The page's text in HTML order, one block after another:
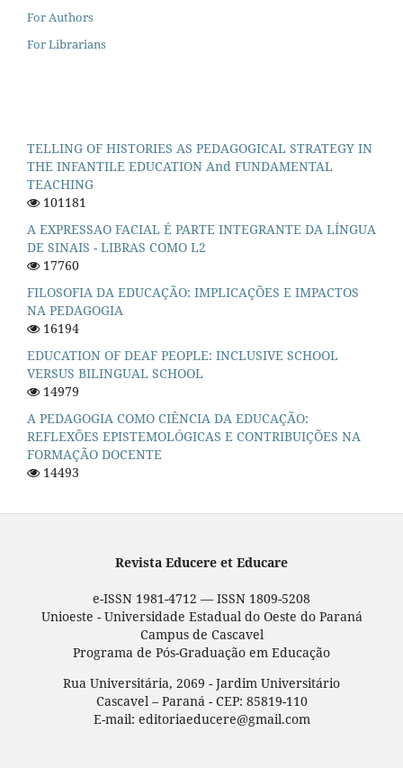
For Authors
For Librarians
TELLING OF HISTORIES AS PEDAGOGICAL STRATEGY IN
THE INFANTILE EDUCATION And FUNDAMENTAL
TEACHING
101181
A EXPRESSAO FACIAL É PARTE INTEGRANTE DA LÍNGUA
DE SINAIS - LIBRAS COMO L2
17760
FILOSOFIA DA EDUCAÇÃO: IMPLICAÇÕES E IMPACTOS
NA PEDAGOGIA
16194
EDUCATION OF DEAF PEOPLE: INCLUSIVE SCHOOL
VERSUS BILINGUAL SCHOOL
14979
A PEDAGOGIA COMO CIÊNCIA DA EDUCAÇÃO:
REFLEXÕES EPISTEMOLÓGICAS E CONTRIBUIÇÕES NA
FORMAÇÃO DOCENTE
14493
Revista Educere et Educare
e-ISSN 1981-4712 — ISSN 1809-5208
Unioeste - Universidade Estadual do Oeste do Paraná
Campus de Cascavel
Programa de Pós-Graduação em Educação
Rua Universitária, 2069 - Jardim Universitário
Cascavel – Paraná - CEP: 85819-110
E-mail: editoriaeducere@gmail.com